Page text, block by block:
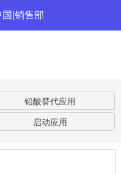
|销售部
铅酸替代应用
启动应用